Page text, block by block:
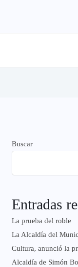
Buscar
Entradas
La prueba del roble
La Alcaldía del
Cultura, anunció la
Alcaldía de Simón